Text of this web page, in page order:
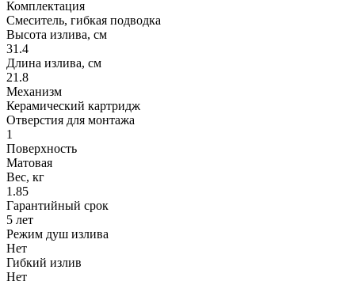
Комплектация
Смеситель, гибкая подводка
Высота излива, см
31.4
Длина излива, см
21.8
Механизм
Керамический картридж
Отверстия для монтажа
1
Поверхность
Матовая
Вес, кг
1.85
Гарантийный срок
5 лет
Режим душ излива
Нет
Гибкий излив
Нет